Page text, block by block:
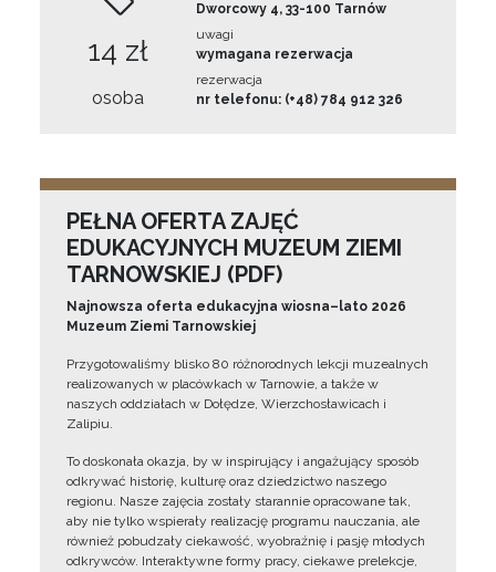
14 zł
osoba
Dworcowy 4, 33-100 Tarnów
uwagi
wymagana rezerwacja
rezerwacja
nr telefonu: (+48) 784 912 326
PEŁNA OFERTA ZAJĘĆ
EDUKACYJNYCH MUZEUM ZIEMI
TARNOWSKIEJ (PDF)
Najnowsza oferta edukacyjna wiosna–lato 2026
Muzeum Ziemi Tarnowskiej
Przygotowaliśmy blisko 80 różnorodnych lekcji muzealnych
realizowanych w placówkach w Tarnowie, a także w
naszych oddziałach w Dołędze, Wierzchosławicach i
Zalipiu.
To doskonała okazja, by w inspirujący i angażujący sposób
odkrywać historię, kulturę oraz dziedzictwo naszego
regionu. Nasze zajęcia zostały starannie opracowane tak,
aby nie tylko wspierały realizację programu nauczania, ale
również pobudzały ciekawość, wyobraźnię i pasję młodych
odkrywców. Interaktywne formy pracy, ciekawe prelekcje,